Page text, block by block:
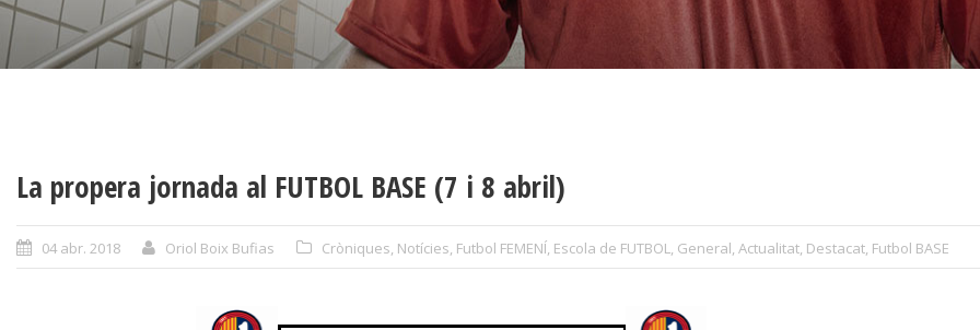
La propera jornada al FUTBOL BASE (7 i 8 abril)
04 abr. 2018 Oriol Boix Bufias Cròniques Notícies Futbol FEMENÍ Escola de FUTBOL General Actualitat Destacat Futbol BASE